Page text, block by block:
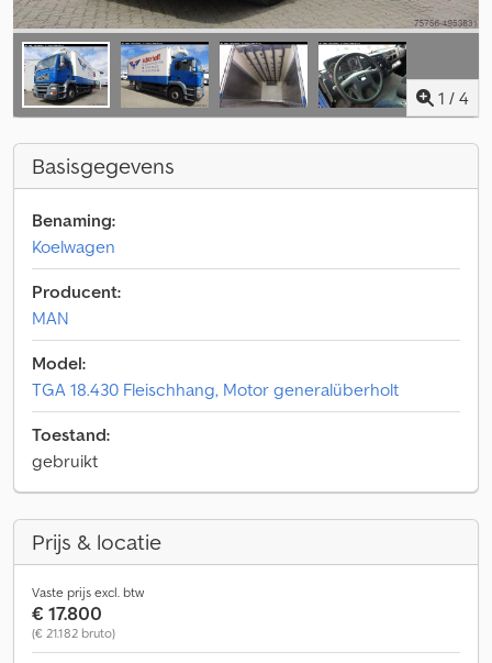
1 / 4
Basisgegevens
Benaming:
Koelwagen
Producent:
MAN
Model:
TGA 18.430 Fleischhang, Motor generalüberholt
Toestand:
gebruikt
Prijs & locatie
Vaste prijs excl. btw
€ 17.800
(€ 21.182 bruto)